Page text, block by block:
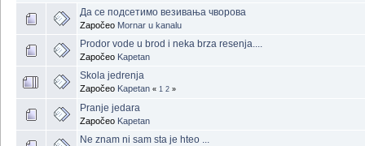
Да се подсетимо везивања чворова
Započeo Mornar u kanalu
Prodor vode u brod i neka brza resenja....
Započeo Kapetan
Skola jedrenja
Započeo Kapetan « 1 2 »
Pranje jedara
Započeo Kapetan
Ne znam ni sam sta je hteo ...